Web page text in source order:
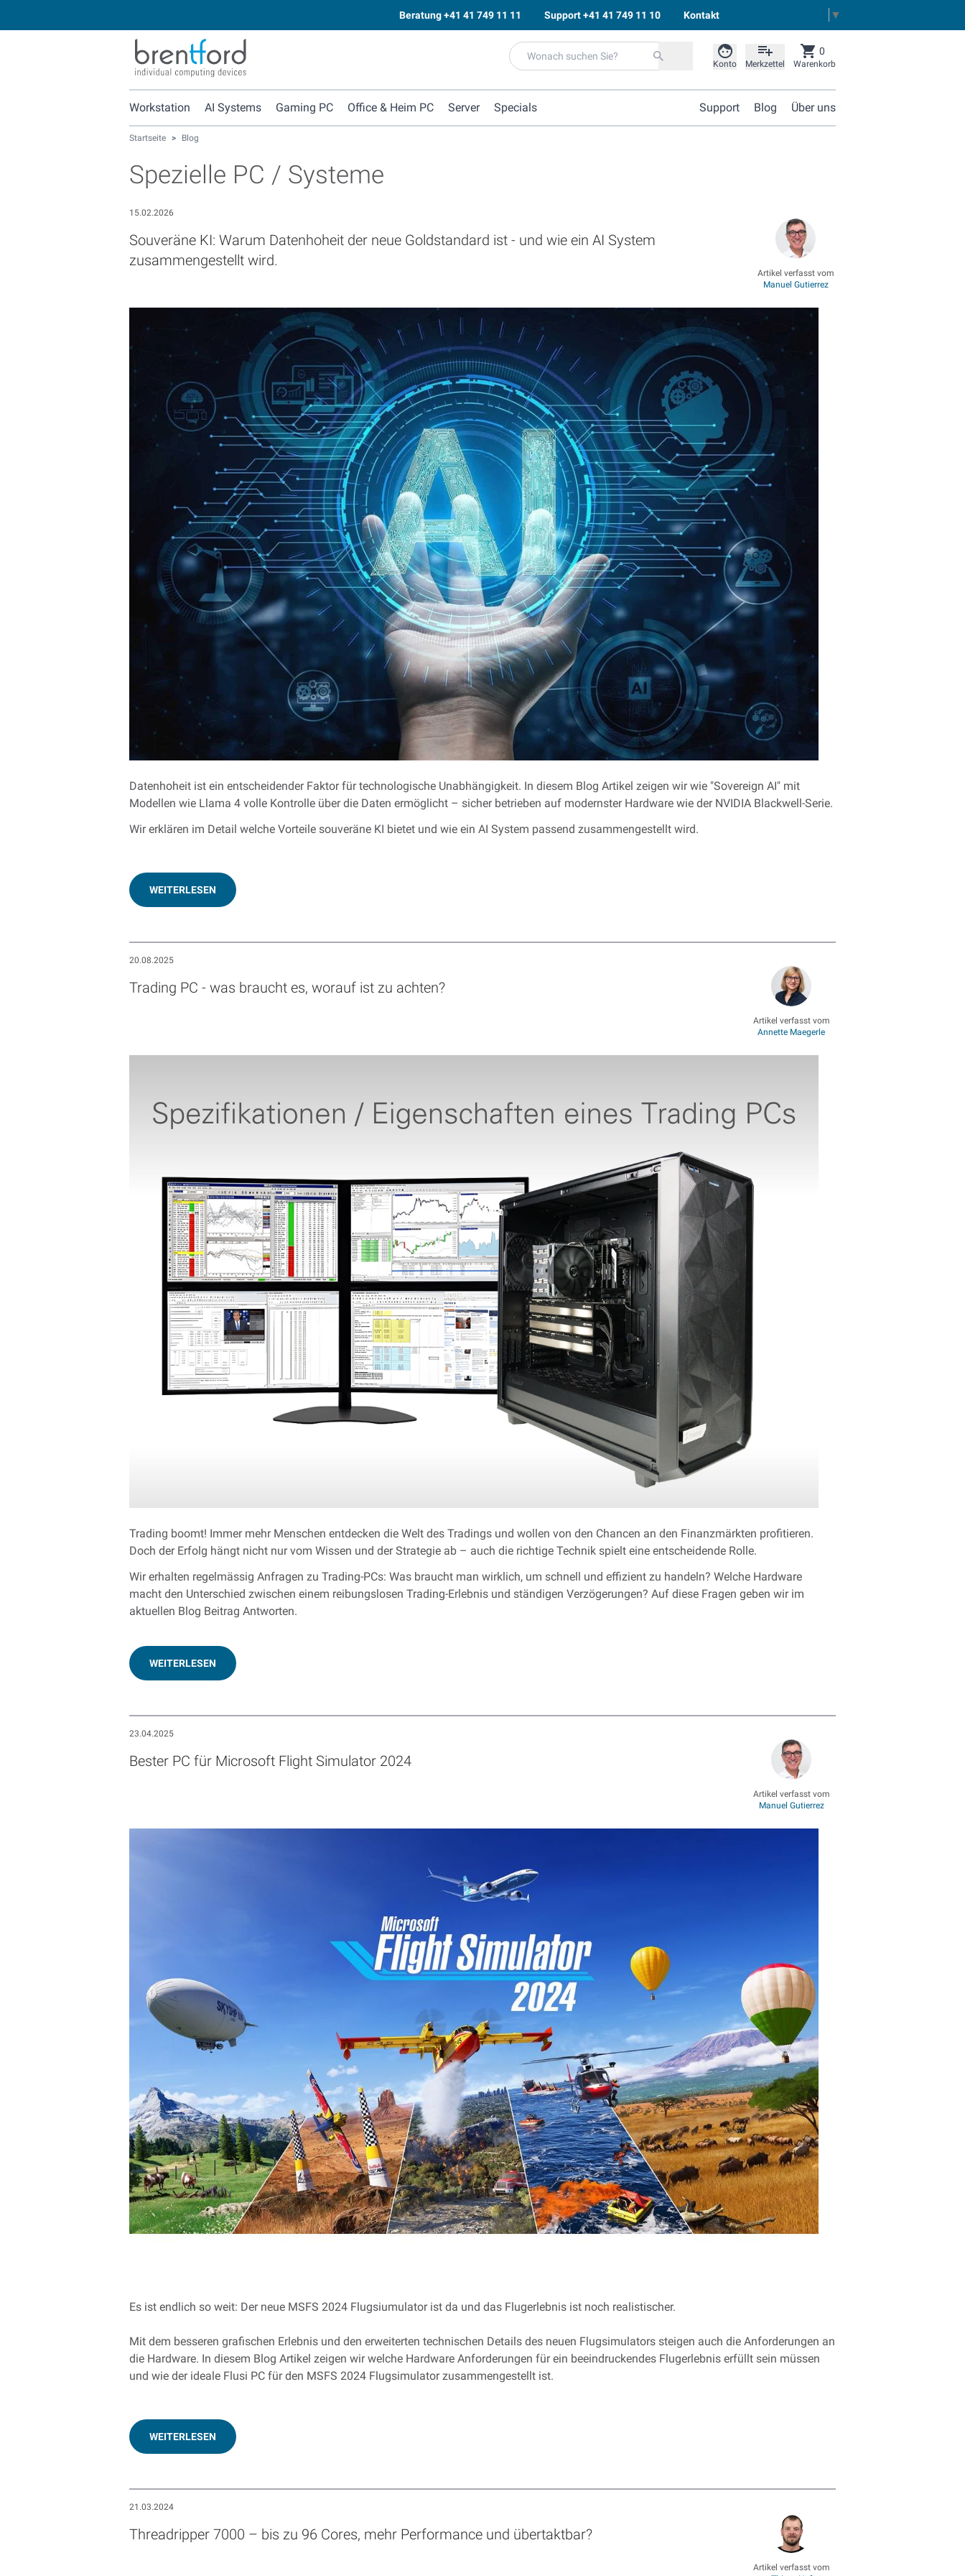
Beratung+41 41 749 11 11 Support+41 41 749 11 10 Kontakt ▼
Konto Merkzettel Warenkorb
0
Workstation AI Systems Gaming PC Office & Heim PC Server Specials Support Blog Über uns
Startseite > Blog
Spezielle PC / Systeme
15.02.2026
Souveräne KI: Warum Datenhoheit der neue Goldstandard ist - und wie ein AI System
zusammengestellt wird.
Artikel verfasst vom
Manuel Gutierrez
Datenhoheit ist ein entscheidender Faktor für technologische Unabhängigkeit. In diesem Blog Artikel zeigen wir wie "Sovereign AI" mit
Modellen wie Llama 4 volle Kontrolle über die Daten ermöglicht – sicher betrieben auf modernster Hardware wie der NVIDIA Blackwell-Serie.
Wir erklären im Detail welche Vorteile souveräne KI bietet und wie ein AI System passend zusammengestellt wird.
WEITERLESEN
20.08.2025
Trading PC - was braucht es, worauf ist zu achten?
Artikel verfasst vom
Annette Maegerle
Trading boomt! Immer mehr Menschen entdecken die Welt des Tradings und wollen von den Chancen an den Finanzmärkten profitieren.
Doch der Erfolg hängt nicht nur vom Wissen und der Strategie ab – auch die richtige Technik spielt eine entscheidende Rolle.
Wir erhalten regelmässig Anfragen zu Trading-PCs: Was braucht man wirklich, um schnell und effizient zu handeln? Welche Hardware
macht den Unterschied zwischen einem reibungslosen Trading-Erlebnis und ständigen Verzögerungen? Auf diese Fragen geben wir im
aktuellen Blog Beitrag Antworten.
WEITERLESEN
23.04.2025
Bester PC für Microsoft Flight Simulator 2024
Artikel verfasst vom
Manuel Gutierrez
Es ist endlich so weit: Der neue MSFS 2024 Flugsiumulator ist da und das Flugerlebnis ist noch realistischer.
Mit dem besseren grafischen Erlebnis und den erweiterten technischen Details des neuen Flugsimulators steigen auch die Anforderungen an
die Hardware. In diesem Blog Artikel zeigen wir welche Hardware Anforderungen für ein beeindruckendes Flugerlebnis erfüllt sein müssen
und wie der ideale Flusi PC für den MSFS 2024 Flugsimulator zusammengestellt ist.
WEITERLESEN
21.03.2024
Threadripper 7000 – bis zu 96 Cores, mehr Performance und übertaktbar?
Artikel verfasst vom